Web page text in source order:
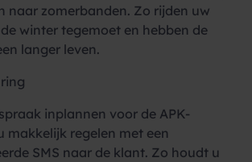
naar zomerbanden. Zo rijden uw
winter tegemoet en hebben de
langer leven.
inplannen voor de APK-
makkelijk regelen met een
SMS naar de klant. Zo houdt u